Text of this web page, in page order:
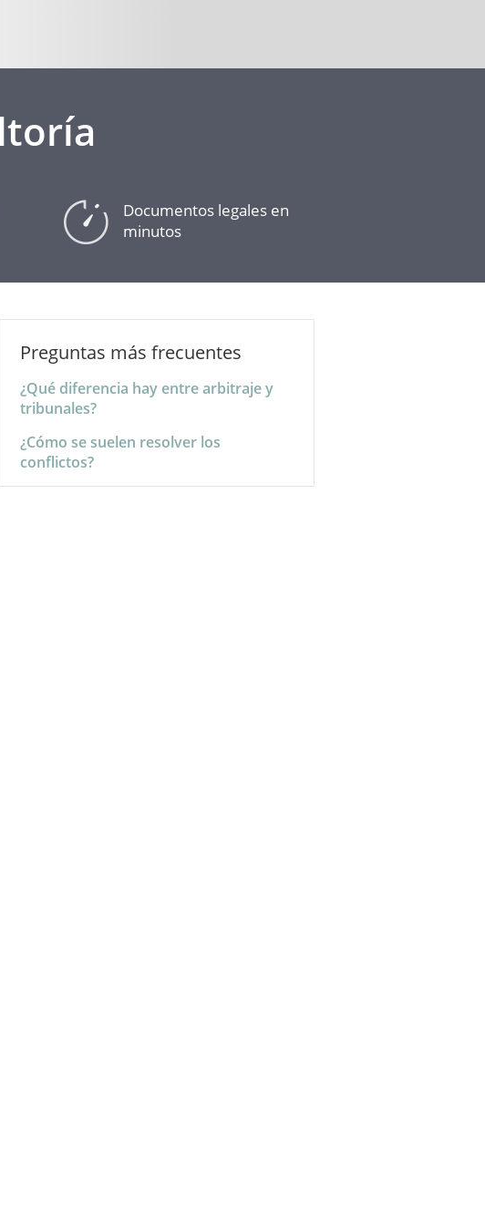
Documentos legales en
minutos
Preguntas más frecuentes
¿Qué diferencia hay entre arbitraje y
tribunales?
¿Cómo se suelen resolver los
conflictos?